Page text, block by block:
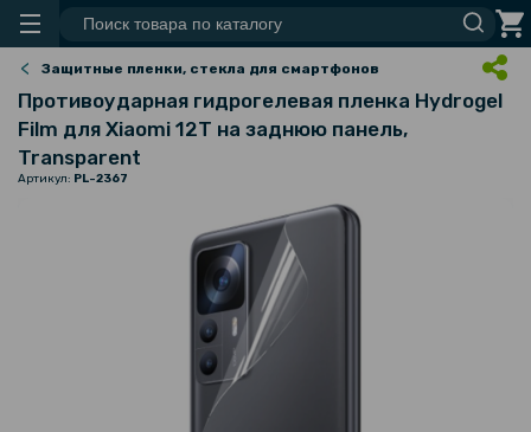
Защитные пленки, стекла для смартфонов
Противоударная гидрогелевая пленка Hydrogel
Film для Xiaomi 12T на заднюю панель,
Transparent
Артикул: PL-2367